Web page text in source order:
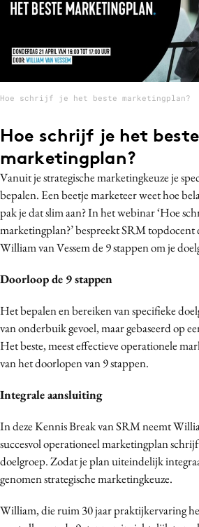
Bureaus
Carriere
Craft
Data & Insights
Design
Digital transformation
Diversiteit
Effectiviteit
Gedragsverandering
Interne communicatie
Martech
Media
Merkstrategie
PR
Programmatic
Reputatie & crisis
Hoe schrijf je het beste marketingplan?
Hoe schrijf je het beste
marketingplan?
Vanuit je strategische marketingkeuze je
bepalen. Een beetje marketeer weet hoe
pak je dat slim aan? In het webinar ‘Hoe
marketingplan?’ bespreekt SRM topdocent
William van Vessem de 9 stappen om je
Doorloop de 9 stappen
Het bepalen en bereiken van specifieke
van onderbuik gevoel, maar gebaseerd op
Het beste, meest effectieve operationele
van het doorlopen van 9 stappen.
Integrale aansluiting
In deze Kennis Break van SRM neemt
succesvol operationeel marketingplan
doelgroep. Zodat je plan uiteindelijk
genomen strategische marketingkeuze.
William, die ruim 30 jaar praktijkervaring